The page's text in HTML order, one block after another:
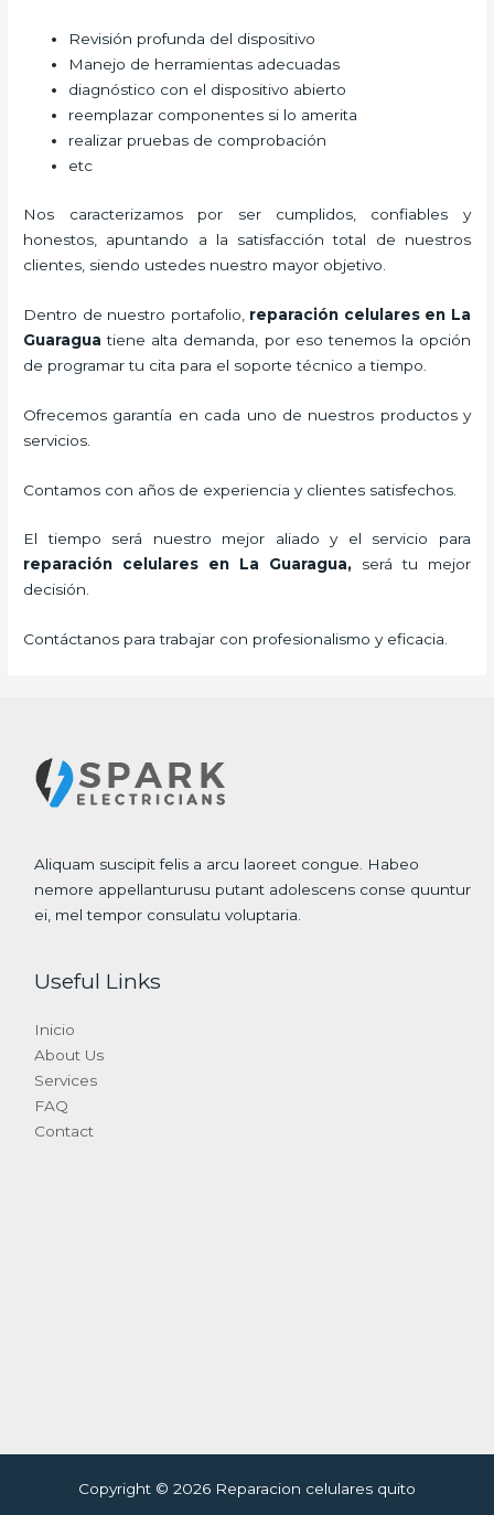
Revisión profunda del dispositivo
Manejo de herramientas adecuadas
diagnóstico con el dispositivo abierto
reemplazar componentes si lo amerita
realizar pruebas de comprobación
etc
Nos caracterizamos por ser cumplidos, confiables y
honestos, apuntando a la satisfacción total de nuestros
clientes, siendo ustedes nuestro mayor objetivo.
Dentro de nuestro portafolio, reparación celulares en La
Guaragua tiene alta demanda, por eso tenemos la opción
de programar tu cita para el soporte técnico a tiempo.
Ofrecemos garantía en cada uno de nuestros productos y
servicios.
Contamos con años de experiencia y clientes satisfechos.
El tiempo será nuestro mejor aliado y el servicio para
reparación celulares
en La Guaragua, será tu mejor
decisión.
Contáctanos para trabajar con profesionalismo y eficacia.
Aliquam suscipit felis a arcu laoreet congue. Habeo
nemore appellanturusu putant adolescens conse quuntur
ei, mel tempor consulatu voluptaria.
Useful Links
Inicio
About Us
Services
FAQ
Contact
Copyright © 2026 Reparacion celulares quito